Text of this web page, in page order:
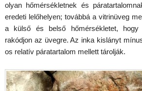
olyan hőmérsékletnek és
eredeti lelőhelyen; továbbá a vitrinüveg
a külső és belső hőmérsékletet,
rakódjon az üvegre. Az inka kislányt
os relatív páratartalom mellett tárolják.